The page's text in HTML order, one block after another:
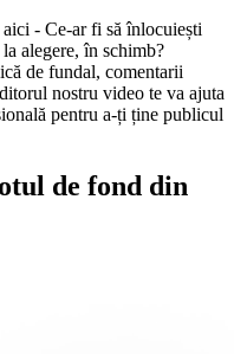
- Ce-ar fi să înlocuiești
alegere, în schimb?
de fundal, comentarii
nostru video te va ajuta
pentru a-ți ține publicul
de fond din